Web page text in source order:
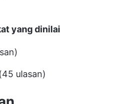
yang dinilai
ulasan)